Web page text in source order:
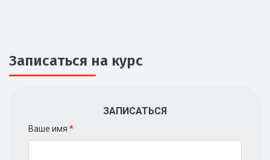
Записаться на курс
ЗАПИСАТЬСЯ
Ваше имя *